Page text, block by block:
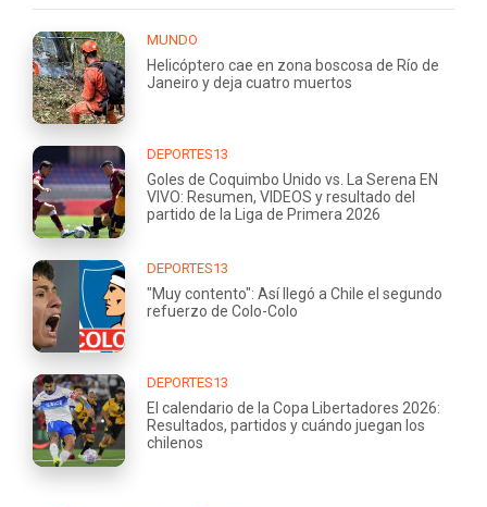
MUNDO
Helicóptero cae en zona boscosa de Río de
Janeiro y deja cuatro muertos
DEPORTES13
Goles de Coquimbo Unido vs. La Serena EN
VIVO: Resumen, VIDEOS y resultado del
partido de la Liga de Primera 2026
DEPORTES13
"Muy contento": Así llegó a Chile el segundo
refuerzo de Colo-Colo
DEPORTES13
El calendario de la Copa Libertadores 2026:
Resultados, partidos y cuándo juegan los
chilenos